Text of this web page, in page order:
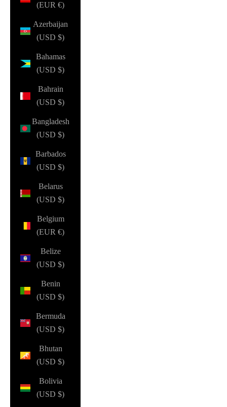
(EUR €)
Azerbaijan
(USD $)
Bahamas
(USD $)
Bahrain
(USD $)
Bangladesh
(USD $)
Barbados
(USD $)
Belarus
(USD $)
Belgium
(EUR €)
Belize
(USD $)
Benin
(USD $)
Bermuda
(USD $)
Bhutan
(USD $)
Bolivia
(USD $)